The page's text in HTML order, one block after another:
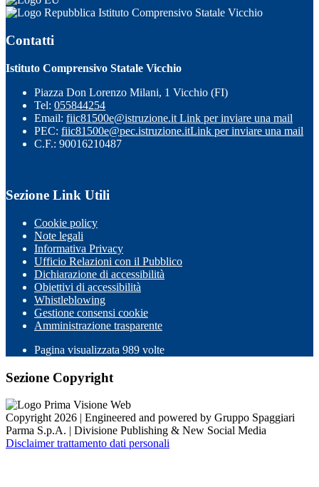
Istituto Comprensivo Statale Vicchio
Contatti
Istituto Comprensivo Statale Vicchio
Piazza Don Lorenzo Milani, 1 Vicchio (FI)
Tel: 055844254
Email: fiic81500e@istruzione.it Link per inviare una mail
PEC: fiic81500e@pec.istruzione.itLink per inviare una mail
C.F.: 90016210487
Sezione Link Utili
Cookie policy
Note legali
Informativa Privacy
Ufficio Relazioni con il Pubblico
Dichiarazione di accessibilità
Obiettivi di accessibilità
Whistleblowing
Gestione consensi cookie
Amministrazione trasparente
Pagina visualizzata 989 volte
Sezione Copyright
Copyright 2026 | Engineered and powered by Gruppo Spaggiari
Parma S.p.A. | Divisione Publishing & New Social Media
Disclaimer trattamento dati personali